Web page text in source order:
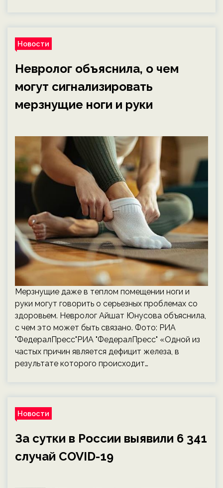
Новости
Невролог объяснила, о чем
могут сигнализировать
мерзнущие ноги и руки
Мерзнущие даже в теплом помещении ноги и
руки могут говорить о серьезных проблемах со
здоровьем. Невролог Айшат Юнусова объяснила,
с чем это может быть связано. Фото: РИА
"ФедералПресс"РИА "ФедералПресс" «Одной из
частых причин является дефицит железа, в
результате которого происходит…
Новости
За сутки в России выявили 6 341
случай COVID-19